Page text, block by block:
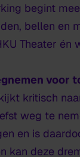
begint
bellen en
Theater én
voor
kritisch
weg te
en is
kan deze